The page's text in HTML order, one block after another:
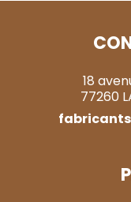
18
77260